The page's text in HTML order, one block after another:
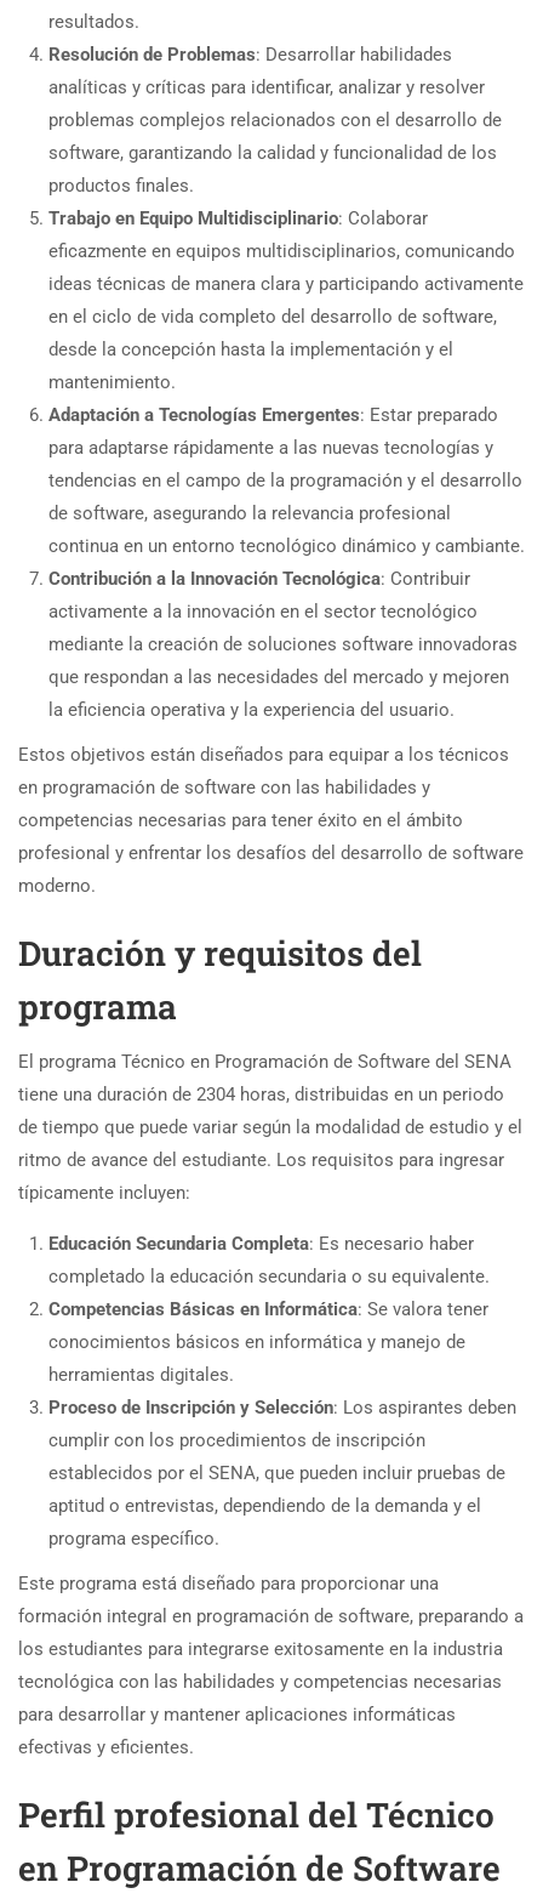
resultados.
Resolución de Problemas: Desarrollar habilidades
analíticas y críticas para identificar, analizar y resolver
problemas complejos relacionados con el desarrollo de
software, garantizando la calidad y funcionalidad de los
productos finales.
Trabajo en Equipo Multidisciplinario: Colaborar
eficazmente en equipos multidisciplinarios, comunicando
ideas técnicas de manera clara y participando activamente
en el ciclo de vida completo del desarrollo de software,
desde la concepción hasta la implementación y el
mantenimiento.
Adaptación a Tecnologías Emergentes: Estar preparado
para adaptarse rápidamente a las nuevas tecnologías y
tendencias en el campo de la programación y el desarrollo
de software, asegurando la relevancia profesional
continua en un entorno tecnológico dinámico y cambiante.
Contribución a la Innovación Tecnológica: Contribuir
activamente a la innovación en el sector tecnológico
mediante la creación de soluciones software innovadoras
que respondan a las necesidades del mercado y mejoren
la eficiencia operativa y la experiencia del usuario.
Estos objetivos están diseñados para equipar a los técnicos
en programación de software con las habilidades y
competencias necesarias para tener éxito en el ámbito
profesional y enfrentar los desafíos del desarrollo de software
moderno.
Duración y requisitos del
programa
El programa Técnico en Programación de Software del SENA
tiene una duración de 2304 horas, distribuidas en un periodo
de tiempo que puede variar según la modalidad de estudio y el
ritmo de avance del estudiante. Los requisitos para ingresar
típicamente incluyen:
Educación Secundaria Completa: Es necesario haber
completado la educación secundaria o su equivalente.
Competencias Básicas en Informática: Se valora tener
conocimientos básicos en informática y manejo de
herramientas digitales.
Proceso de Inscripción y Selección: Los aspirantes deben
cumplir con los procedimientos de inscripción
establecidos por el SENA, que pueden incluir pruebas de
aptitud o entrevistas, dependiendo de la demanda y el
programa específico.
Este programa está diseñado para proporcionar una
formación integral en programación de software, preparando a
los estudiantes para integrarse exitosamente en la industria
tecnológica con las habilidades y competencias necesarias
para desarrollar y mantener aplicaciones informáticas
efectivas y eficientes.
Perfil profesional del Técnico
en Programación de Software